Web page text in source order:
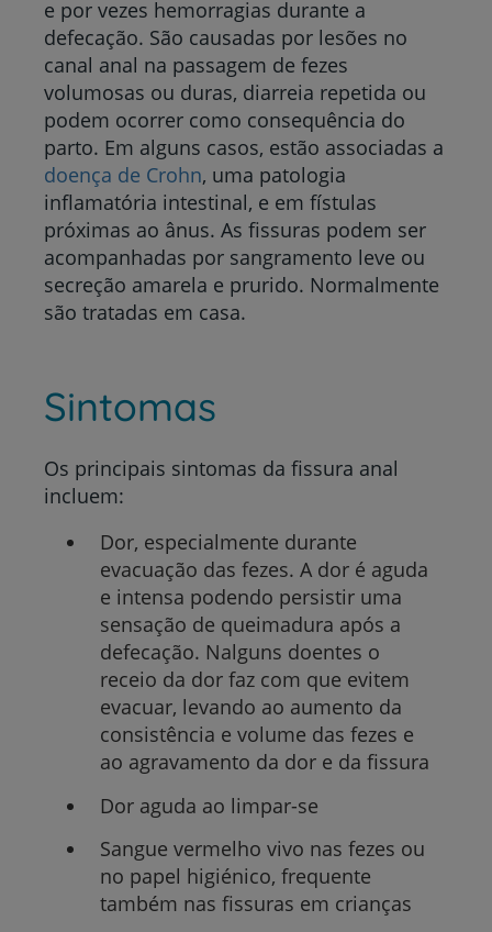
e por vezes hemorragias durante a
defecação. São causadas por lesões no
canal anal na passagem de fezes
volumosas ou duras, diarreia repetida ou
podem ocorrer como consequência do
parto. Em alguns casos, estão associadas a
doença de Crohn, uma patologia
inflamatória intestinal, e em fístulas
próximas ao ânus. As fissuras podem ser
acompanhadas por sangramento leve ou
secreção amarela e prurido. Normalmente
são tratadas em casa.
Sintomas
Os principais sintomas da fissura anal
incluem:
Dor, especialmente durante
evacuação das fezes. A dor é aguda
e intensa podendo persistir uma
sensação de queimadura após a
defecação. Nalguns doentes o
receio da dor faz com que evitem
evacuar, levando ao aumento da
consistência e volume das fezes e
ao agravamento da dor e da fissura
Dor aguda ao limpar-se
Sangue vermelho vivo nas fezes ou
no papel higiénico, frequente
também nas fissuras em crianças